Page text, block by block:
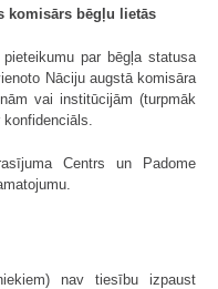
komisārs bēgļu lietās
par bēgļa statusa
Nāciju augstā komisāra
vai institūcijām (turpmāk
Centrs un Padome
nav tiesību izpaust